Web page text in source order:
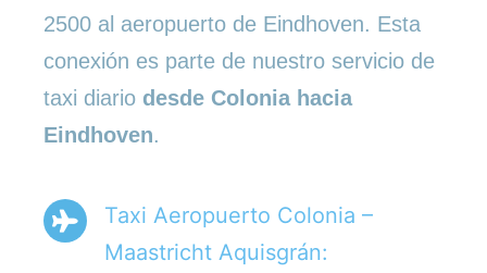
2500 al aeropuerto de Eindhoven. Esta
conexión es parte de nuestro servicio de
taxi diario desde Colonia hacia
Eindhoven.
Taxi Aeropuerto Colonia –
Maastricht Aquisgrán: